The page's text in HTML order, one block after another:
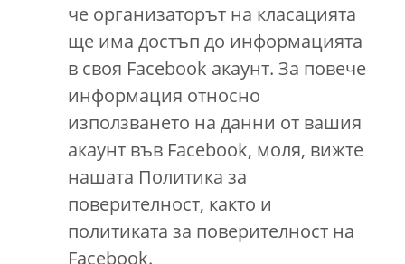
че организаторът на класацията
ще има достъп до информацията
в своя Facebook акаунт. За повече
информация относно
използването на данни от вашия
акаунт във Facebook, моля, вижте
нашата Политика за
поверителност, както и
политиката за поверителност на
Facebook.